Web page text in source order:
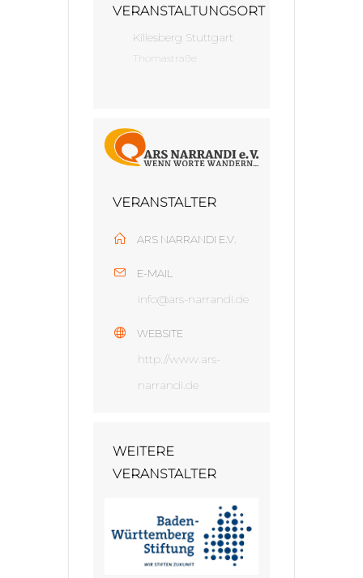
VERANSTALTUNGSORT
Killesberg Stuttgart
Thomastraße
VERANSTALTER
ARS NARRANDI E.V.
E-MAIL
info@ars-narrandi.de
WEBSITE
http://www.ars-
narrandi.de
WEITERE
VERANSTALTER